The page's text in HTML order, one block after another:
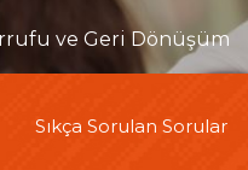
ve Geri Dönüşüm
Sıkça Sorulan Sorular